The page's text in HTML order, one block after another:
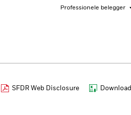
Professionele belegger
Chile
SFDR Web Disclosure Download